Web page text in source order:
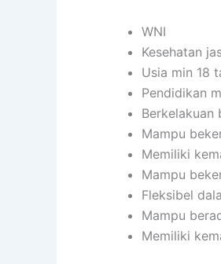
WNI
Kesehatan
Usia min 18
Pendidikan
Berkelakuan
Mampu
Memiliki
Mampu
Fleksibel
Mampu
Memiliki